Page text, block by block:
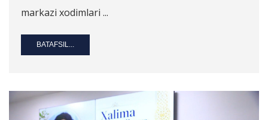
markazi xodimlari ...
BATAFSIL...